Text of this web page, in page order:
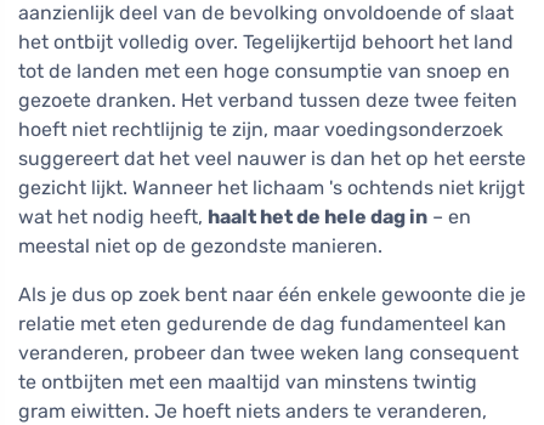
aanzienlijk deel van de bevolking onvoldoende of slaat
het ontbijt volledig over. Tegelijkertijd behoort het land
tot de landen met een hoge consumptie van snoep en
gezoete dranken. Het verband tussen deze twee feiten
hoeft niet rechtlijnig te zijn, maar voedingsonderzoek
suggereert dat het veel nauwer is dan het op het eerste
gezicht lijkt. Wanneer het lichaam 's ochtends niet krijgt
wat het nodig heeft, haalt het de hele dag in – en
meestal niet op de gezondste manieren.
Als je dus op zoek bent naar één enkele gewoonte die je
relatie met eten gedurende de dag fundamenteel kan
veranderen, probeer dan twee weken lang consequent
te ontbijten met een maaltijd van minstens twintig
gram eiwitten. Je hoeft niets anders te veranderen,